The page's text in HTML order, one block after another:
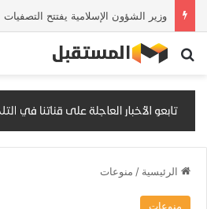
بحث عن
الرئيسية / منوعات
منوعات